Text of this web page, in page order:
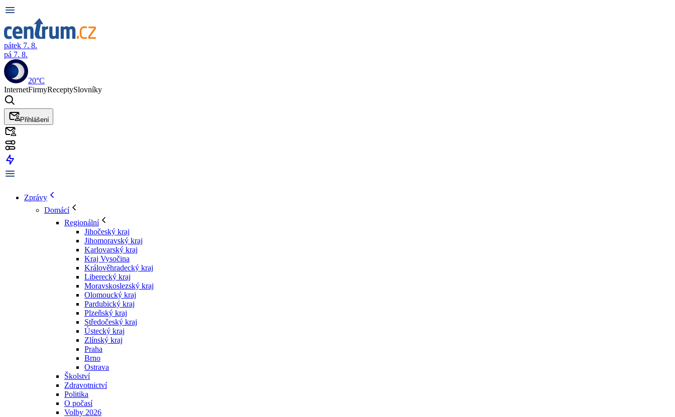
pátek 7. 8.
pá 7. 8.
20°C
InternetFirmyReceptySlovníky
Přihlášení
Zprávy
Domácí
Regionální
Jihočeský kraj
Jihomoravský kraj
Karlovarský kraj
Kraj Vysočina
Králověhradecký kraj
Liberecký kraj
Moravskoslezský kraj
Olomoucký kraj
Pardubický kraj
Plzeňský kraj
Středočeský kraj
Ústecký kraj
Zlínský kraj
Praha
Brno
Ostrava
Školství
Zdravotnictví
Politika
O počasí
Volby 2026